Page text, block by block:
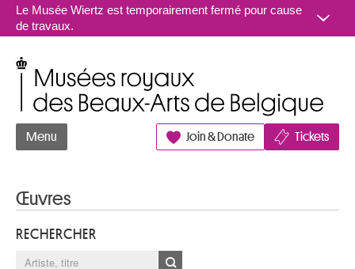
Aller au contenu
Le Musée Wiertz est temporairement fermé pour cause
de travaux.
Menu Join & Donate Tickets
Œuvres
RECHERCHER